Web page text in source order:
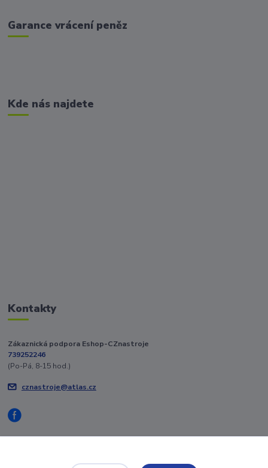
Garance vrácení peněz
Kde nás najdete
Kontakty
Zákaznická podpora Eshop-CZnastroje
739252246
(Po-Pá, 8-15 hod.)
cznastroje@atlas.cz